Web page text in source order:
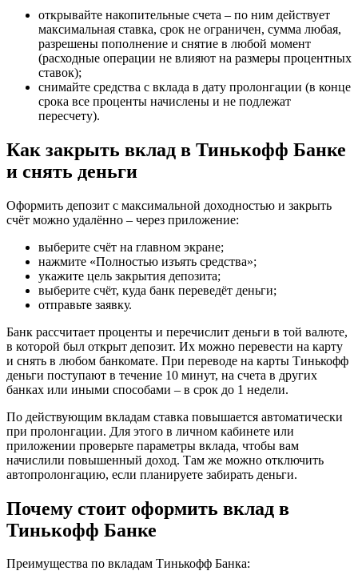
открывайте накопительные счета – по ним действует
максимальная ставка, срок не ограничен, сумма любая,
разрешены пополнение и снятие в любой момент
(расходные операции не влияют на размеры процентных
ставок);
снимайте средства с вклада в дату пролонгации (в конце
срока все проценты начислены и не подлежат
пересчету).
Как закрыть вклад в Тинькофф Банке
и снять деньги
Оформить депозит с максимальной доходностью и закрыть
счёт можно удалённо – через приложение:
выберите счёт на главном экране;
нажмите «Полностью изъять средства»;
укажите цель закрытия депозита;
выберите счёт, куда банк переведёт деньги;
отправьте заявку.
Банк рассчитает проценты и перечислит деньги в той валюте,
в которой был открыт депозит. Их можно перевести на карту
и снять в любом банкомате. При переводе на карты Тинькофф
деньги поступают в течение 10 минут, на счета в других
банках или иными способами – в срок до 1 недели.
По действующим вкладам ставка повышается автоматически
при пролонгации. Для этого в личном кабинете или
приложении проверьте параметры вклада, чтобы вам
начислили повышенный доход. Там же можно отключить
автопролонгацию, если планируете забирать деньги.
Почему стоит оформить вклад в
Тинькофф Банке
Преимущества по вкладам Тинькофф Банка: